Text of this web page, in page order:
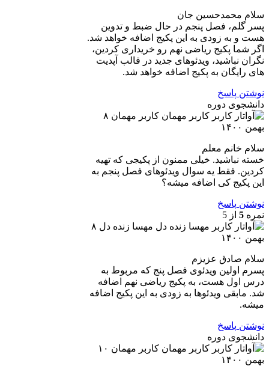
سلام محمدحسین جان
پسر گلم، فصل پنجم در حال ضبط و تدوین
هست و به زودی به این پکیج اضافه خواهد شد.
اگر شما پکیج ریاضی نهم رو خریداری کردین،
نگران نباشید، ویدئوهای جدید در قالب آپدیت
های رایگان به پکیج اضافه خواهد شد.
نوشتن پاسخ
دانشجوی دوره
کاربر مهمان ۸
بهمن ۱۴۰۰
سلام خانم معلم
خسته نباشید. خیلی ممنون از پکیجی که تهیه
کردین. فقط یه سوال ویدئوهای فصل پنجم به
این پکیج کی اضافه میشه؟
نوشتن پاسخ
نمره 5 از 5
مهسا زنده دل ۸
بهمن ۱۴۰۰
سلام صادق عزیزم
پسرم اولین ویدئوی فصل پنج که مربوط به
درس اول هست، به پکیج ریاضی نهم اضافه
شد. مابقی ویدئوها به زودی به این پکیج اضافه
میشه.
نوشتن پاسخ
دانشجوی دوره
کاربر مهمان ۱۰
بهمن ۱۴۰۰